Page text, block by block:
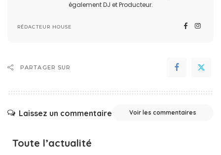
également DJ et Producteur.
RÉDACTEUR HOUSE
PARTAGER SUR
Laissez un commentaire Voir les commentaires
Toute l’actualité